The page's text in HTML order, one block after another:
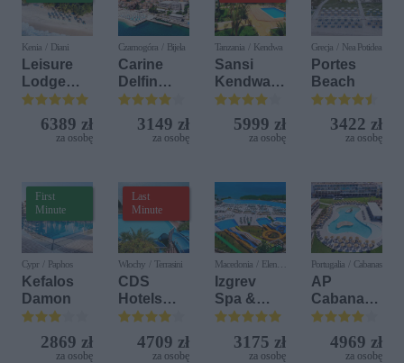
Kenia / Diani
Leisure
Lodge
Beach &
Golf
Resort by
6389 zł
za osobę
Czarnogóra / Bijela
Carine
Delfin
Bijela (ex.
Iberostar
Bijela
3149 zł
za osobę
Tanzania / Kendwa
Sansi
Kendwa
Beach
Resort
5999 zł
za osobę
Grecja / Nea Potidea
Portes
Beach
3422 zł
za osobę
First
Minute
Cypr / Paphos
Kefalos
Damon
2869 zł
za osobę
Last
Minute
Włochy / Terrasini
CDS
Hotels
Terrasini
(ex. Citta
del Mare)
4709 zł
za osobę
Macedonia / Elen
Kamen
Izgrev
Spa &
Aquapark
3175 zł
za osobę
Portugalia / Cabanas
AP
Cabanas
Beach &
Nature
4969 zł
za osobę